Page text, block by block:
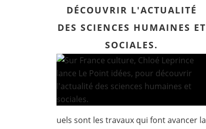
DÉCOUVRIR L'ACTUALITÉ
DES SCIENCES HUMAINES ET
SOCIALES.
uels sont les travaux qui font avancer la